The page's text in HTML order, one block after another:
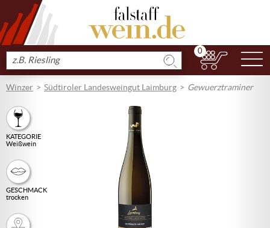
Produkt
suchen
0
Winzer Südtiroler Landesweingut Laimburg Gewuerztraminer
KATEGORIE
Weißwein
GESCHMACK
trocken